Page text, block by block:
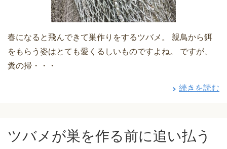
春になると飛んできて巣作りをするツバメ。 親鳥から餌
をもらう姿はとても愛くるしいものですよね。 ですが、
糞の掃・・・
続きを読む
ツバメが巣を作る前に追い払う